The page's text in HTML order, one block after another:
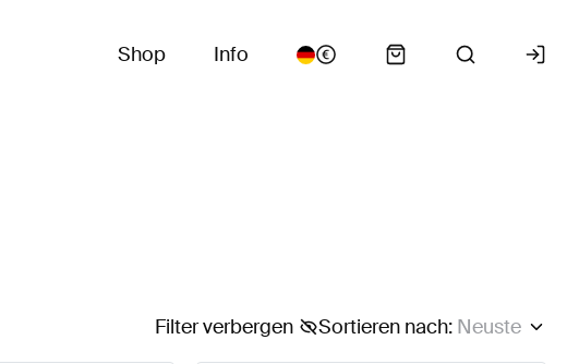
Shop Info
Sortieren nach: Neuste
Filter verbergen